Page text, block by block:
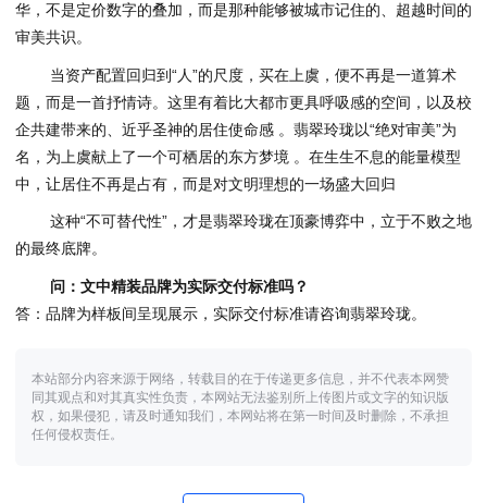
华，不是定价数字的叠加，而是那种能够被城市记住的、超越时间的
审美共识。
当资产配置回归到“人”的尺度，买在上虞，便不再是一道算术
题，而是一首抒情诗。这里有着比大都市更具呼吸感的空间，以及校
企共建带来的、近乎圣神的居住使命感 。翡翠玲珑以“绝对审美”为
名，为上虞献上了一个可栖居的东方梦境 。在生生不息的能量模型
中，让居住不再是占有，而是对文明理想的一场盛大回归
这种“不可替代性”，才是翡翠玲珑在顶豪博弈中，立于不败之地
的最终底牌。
问：文中精装品牌为实际交付标准吗？
答：品牌为样板间呈现展示，实际交付标准请咨询翡翠玲珑。
本站部分内容来源于网络，转载目的在于传递更多信息，并不代表本网赞
同其观点和对其真实性负责，本网站无法鉴别所上传图片或文字的知识版
权，如果侵犯，请及时通知我们，本网站将在第一时间及时删除，不承担
任何侵权责任。